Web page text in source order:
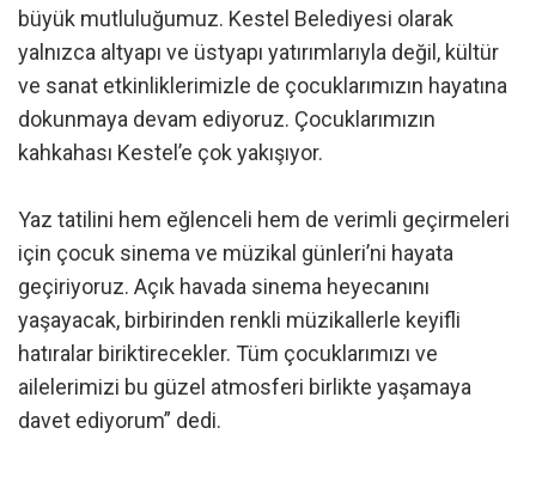
büyük mutluluğumuz. Kestel Belediyesi olarak
yalnızca altyapı ve üstyapı yatırımlarıyla değil, kültür
ve sanat etkinliklerimizle de çocuklarımızın hayatına
dokunmaya devam ediyoruz. Çocuklarımızın
kahkahası Kestel’e çok yakışıyor.
Yaz tatilini hem eğlenceli hem de verimli geçirmeleri
için çocuk sinema ve müzikal günleri’ni hayata
geçiriyoruz. Açık havada sinema heyecanını
yaşayacak, birbirinden renkli müzikallerle keyifli
hatıralar biriktirecekler. Tüm çocuklarımızı ve
ailelerimizi bu güzel atmosferi birlikte yaşamaya
davet ediyorum” dedi.